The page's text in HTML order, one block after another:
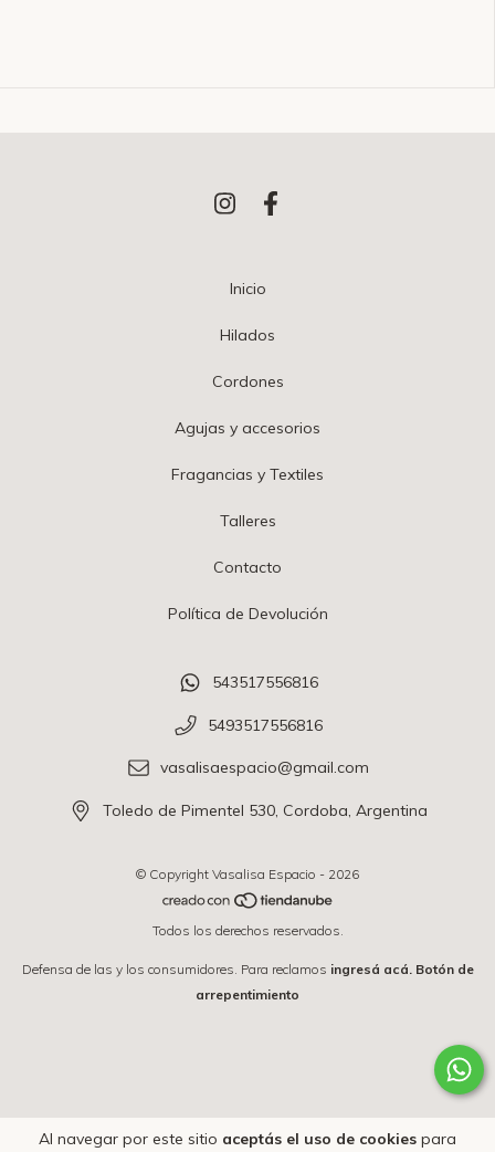
Al navegar por este sitio aceptás el uso de cookies para
Inicio
Hilados
Cordones
Agujas y accesorios
Fragancias y Textiles
Talleres
Contacto
Política de Devolución
543517556816
5493517556816
vasalisaespacio@gmail.com
Toledo de Pimentel 530, Cordoba, Argentina
© Copyright Vasalisa Espacio - 2026
Todos los derechos reservados.
Defensa de las y los consumidores. Para reclamos ingresá acá. Botón de
arrepentimiento